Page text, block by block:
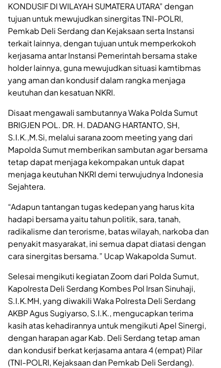
KONDUSIF DI WILAYAH SUMATERA UTARA” dengan
tujuan untuk mewujudkan sinergitas TNI-POLRI,
Pemkab Deli Serdang dan Kejaksaan serta Instansi
terkait lainnya, dengan tujuan untuk memperkokoh
kerjasama antar Instansi Pemerintah bersama stake
holder lainnya, guna mewujudkan situasi kamtibmas
yang aman dan kondusif dalam rangka menjaga
keutuhan dan kesatuan NKRI.
Disaat mengawali sambutannya Waka Polda Sumut
BRIGJEN POL. DR. H. DADANG HARTANTO, SH,
S.I.K.,M.Si, melalui sarana zoom meeting yang dari
Mapolda Sumut memberikan sambutan agar bersama
tetap dapat menjaga kekompakan untuk dapat
menjaga keutuhan NKRI demi terwujudnya Indonesia
Sejahtera.
“Adapun tantangan tugas kedepan yang harus kita
hadapi bersama yaitu tahun politik, sara, tanah,
radikalisme dan terorisme, batas wilayah, narkoba dan
penyakit masyarakat, ini semua dapat diatasi dengan
cara sinergitas bersama.” Ucap Wakapolda Sumut.
Selesai mengikuti kegiatan Zoom dari Polda Sumut,
Kapolresta Deli Serdang Kombes Pol Irsan Sinuhaji,
S.I.K.MH, yang diwakili Waka Polresta Deli Serdang
AKBP Agus Sugiyarso, S.I.K., mengucapkan terima
kasih atas kehadirannya untuk mengikuti Apel Sinergi,
dengan harapan agar Kab. Deli Serdang tetap aman
dan kondusif berkat kerjasama antara 4 (empat) Pilar
(TNI-POLRI, Kejaksaan dan Pemkab Deli Serdang).